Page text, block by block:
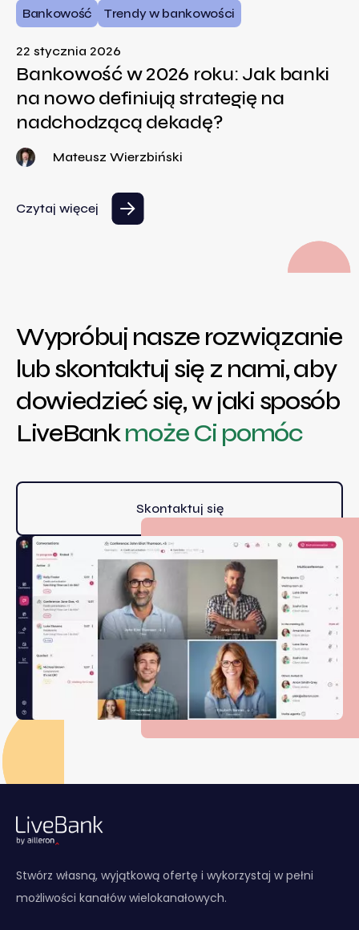
Bankowość Trendy w bankowości
22 stycznia 2026
Bankowość w 2026 roku: Jak banki
na nowo definiują strategię na
nadchodzącą dekadę?
Mateusz Wierzbiński
Czytaj więcej
Wypróbuj nasze rozwiązanie
lub skontaktuj się z nami, aby
dowiedzieć się, w jaki sposób
LiveBankmoże Ci pomóc
Skontaktuj się
Stwórz własną, wyjątkową ofertę i wykorzystaj w pełni
możliwości kanałów wielokanałowych.